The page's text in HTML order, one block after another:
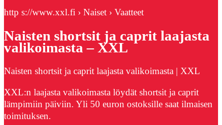
http s://www.xxl.fi › Naiset › Vaatteet
Naisten shortsit ja caprit laajasta
valikoimasta – XXL
Naisten shortsit ja caprit laajasta valikoimasta | XXL
XXL:n laajasta valikoimasta löydät shortsit ja caprit
lämpimiin päiviin. Yli 50 euron ostoksille saat ilmaisen
toimituksen.